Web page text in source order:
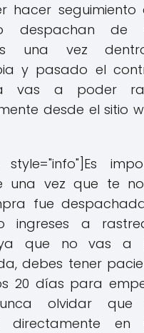
hacer seguimiento
despachan de
una vez
y pasado el
vas a poder
desde el sitio
style="info"]Es
una vez que te
fue
ingreses a
que no vas a
debes tener
20 días para
olvidar que
directamente en